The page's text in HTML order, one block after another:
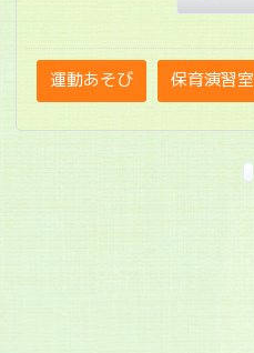
運動あそび 保育演習室